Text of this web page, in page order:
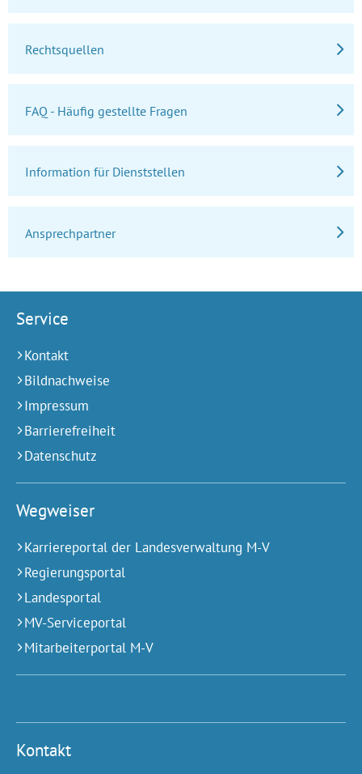
Rechtsquellen
FAQ - Häufig gestellte Fragen
Information für Dienststellen
Ansprechpartner
Service
Kontakt
Bildnachweise
Impressum
Barrierefreiheit
Datenschutz
Wegweiser
Karriereportal der Landesverwaltung M-V
Regierungsportal
Landesportal
MV-Serviceportal
Mitarbeiterportal M-V
Kontakt